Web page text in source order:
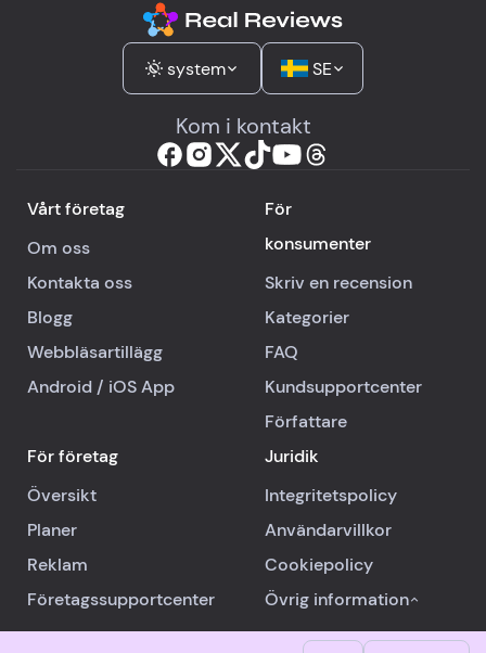
system SE
Kom i kontakt
Vårt företag
Om oss
Kontakta oss
Blogg
Webbläsartillägg
Android / iOSApp
För
konsumenter
Skriv en recension
Kategorier
FAQ
Kundsupportcenter
Författare
För företag
Översikt
Planer
Reklam
Företagssupportcenter
Juridik
Integritetspolicy
Användarvillkor
Cookiepolicy
Övrig information